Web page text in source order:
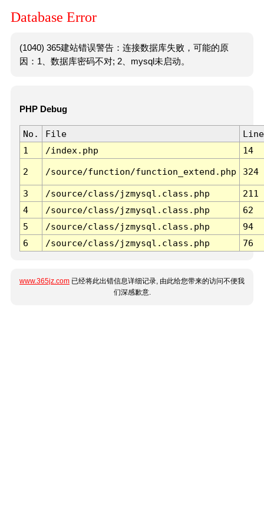
Database Error
(1040) 365建站错误警告：连接数据库失败，可能的原
因：1、数据库密码不对; 2、mysql未启动。
PHP Debug
No. File
Line
1
/index.php 14
2 /source/function/function_extend.php 324
3 /source/class/jzmysql.class.php
211
4
/source/class/jzmysql.class.php
62
5
/source/class/jzmysql.class.php
94
6
/source/class/jzmysql.class.php 76
www.365jz.com 已经将此出错信息详细记录, 由此给您带来的访问不便我
们深感歉意.